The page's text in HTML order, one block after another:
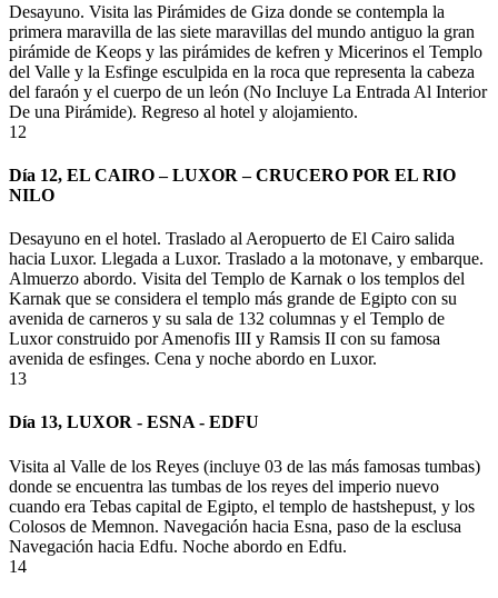
Desayuno. Visita las Pirámides de Giza donde se contempla la
primera maravilla de las siete maravillas del mundo antiguo la gran
pirámide de Keops y las pirámides de kefren y Micerinos el Templo
del Valle y la Esfinge esculpida en la roca que representa la cabeza
del faraón y el cuerpo de un león (No Incluye La Entrada Al Interior
De una Pirámide). Regreso al hotel y alojamiento.
12
Día 12, EL CAIRO – LUXOR – CRUCERO POR EL RIO
NILO
Desayuno en el hotel. Traslado al Aeropuerto de El Cairo salida
hacia Luxor. Llegada a Luxor. Traslado a la motonave, y embarque.
Almuerzo abordo. Visita del Templo de Karnak o los templos del
Karnak que se considera el templo más grande de Egipto con su
avenida de carneros y su sala de 132 columnas y el Templo de
Luxor construido por Amenofis III y Ramsis II con su famosa
avenida de esfinges. Cena y noche abordo en Luxor.
13
Día 13, LUXOR - ESNA - EDFU
Visita al Valle de los Reyes (incluye 03 de las más famosas tumbas)
donde se encuentra las tumbas de los reyes del imperio nuevo
cuando era Tebas capital de Egipto, el templo de hastshepust, y los
Colosos de Memnon. Navegación hacia Esna, paso de la esclusa
Navegación hacia Edfu. Noche abordo en Edfu.
14